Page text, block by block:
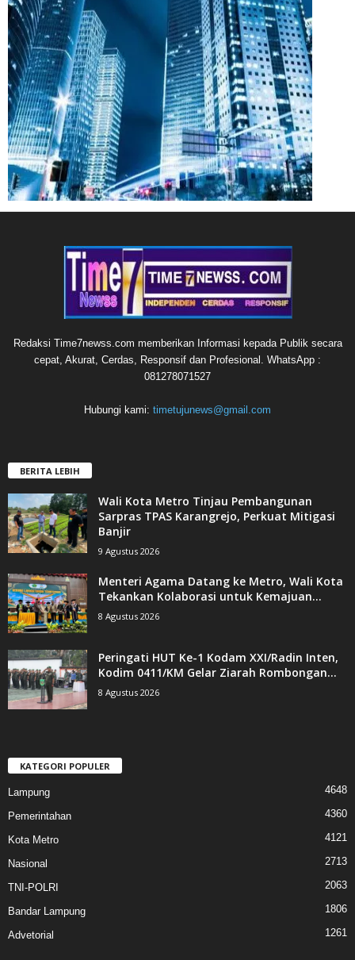
Redaksi Time7newss.com memberikan Informasi kepada Publik secara
cepat, Akurat, Cerdas, Responsif dan Profesional. WhatsApp :
081278071527
Hubungi kami: timetujunews@gmail.com
BERITA LEBIH
Wali Kota Metro Tinjau Pembangunan
Sarpras TPAS Karangrejo, Perkuat Mitigasi
Banjir
9 Agustus 2026
Menteri Agama Datang ke Metro, Wali Kota
Tekankan Kolaborasi untuk Kemajuan...
8 Agustus 2026
Peringati HUT Ke-1 Kodam XXI/Radin Inten,
Kodim 0411/KM Gelar Ziarah Rombongan...
8 Agustus 2026
KATEGORI POPULER
Lampung 4648
Pemerintahan 4360
Kota Metro 4121
Nasional 2713
TNI-POLRI 2063
Bandar Lampung 1806
Advetorial 1261